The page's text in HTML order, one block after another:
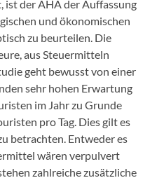
ist der AHA der Auffassung
und ökonomischen
zu beurteilen. Die
aus Steuermitteln
geht bewusst von einer
sehr hohen Erwartung
im Jahr zu Grunde
pro Tag. Dies gilt es
betrachten. Entweder es
wären verpulvert
zahlreiche zusätzliche